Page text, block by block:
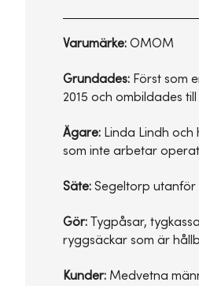
Varumärke: OMOM
Grundades: Först som
2015 och ombildades
Ägare: Linda Lindh och
som inte arbetar
Säte: Segeltorp utanför
Gör: Tygpåsar,
ryggsäckar som är
Kunder: Medvetna